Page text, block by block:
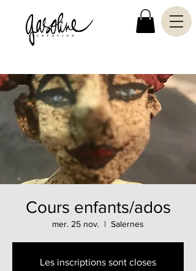
Cours enfants/ados
mer. 25 nov.
  |
Salernes
Les inscriptions sont closes